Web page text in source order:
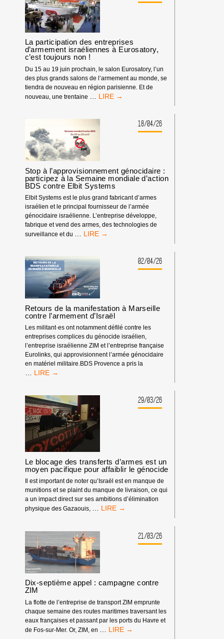
La participation des entreprises
d’armement israéliennes à Eurosatory,
c’est toujours non !
Du 15 au 19 juin prochain, le salon Eurosatory, l’un
des plus grands salons de l’armement au monde, se
tiendra de nouveau en région parisienne. Et de
nouveau, une trentaine
LA
ENTREPRISES
D’ARMEMENT
C’EST
TOUJOURS
NON
!
18/04/26
Stop à l’approvisionnement génocidaire :
participez à la Semaine mondiale d’action
BDS contre Elbit Systems
Elbit Systems est le plus grand fabricant d’armes
israélien et le principal fournisseur de l’armée
génocidaire israélienne. L’entreprise développe,
fabrique et vend des armes, des technologies de
surveillance et du
STOP
GÉNOCIDAIRE
:
PARTICIPEZ
À
LA
SEMAINE
MONDIALE
D’ACTION
BDS
CONTRE
ELBIT
SYSTEMS
02/04/26
Retours de la manifestation à Marseille
contre l’armement d’Israël
Les militant·es ont notamment défilé contre les
entreprises complices du génocide israélien,
l’entreprise israélienne ZIM et l’entreprise française
Eurolinks, qui approvisionnent l’armée génocidaire
en matériel militaire.BDS Provence a pris la
RETOURS
MANIFESTATION
À
MARSEILLE
CONTRE
L’ARMEMENT
D’ISRAËL
29/03/26
Le blocage des transferts d’armes est un
moyen pacifique pour affaiblir le génocide
Il est important de noter qu’Israël est en manque de
munitions et se plaint du manque de livraison, ce qui
a un impact direct sur ses ambitions d’élimination
physique des Gazaouis, … LE
TRANSFERTS
EST
PACIFIQUE
POUR
AFFAIBLIR
LE
GÉNOCIDE
21/03/26
Dix-septième appel : campagne contre
ZIM
La flotte de l’entreprise de transport ZIM emprunte
chaque semaine des routes maritimes traversant les
eaux françaises et passant par les ports du Havre et
de Fos-sur-Mer. Or, ZIM, en
DIX-